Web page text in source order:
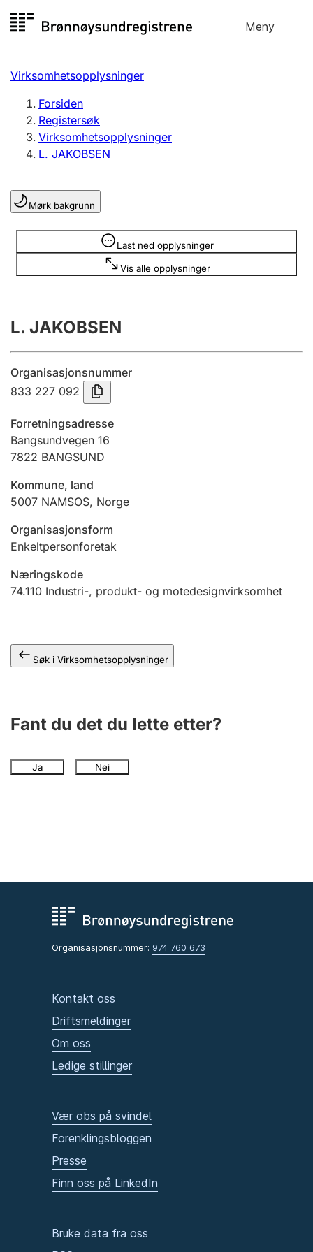
til
Meny
Registersøk
Aksjeselskap
Enkeltpersonforetak
Registrere, endre, slette
Lag og forening
Registrere, endre, slette
Årsregnskap
Innsending og forsinkelsesgebyr
Jeger
Ektepaktveileder
Offentlig sektor
Virksomhetsopplysninger
Forsiden
Registersøk
Virksomhetsopplysninger
L. JAKOBSEN
Mørk bakgrunn
Last ned opplysninger
Vis alle opplysninger
Opplysninger er skjult
L. JAKOBSEN
Organisasjonsnummer
833 227 092
Forretningsadresse
Bangsundvegen 16
7822 BANGSUND
Kommune, land
5007 NAMSOS, Norge
Organisasjonsform
Enkeltpersonforetak
Næringskode
74.110 Industri-, produkt- og motedesignvirksomhet
Søk i Virksomhetsopplysninger
Fant du det du lette etter?
Ja Nei
Organisasjonsnummer: 974 760 673
Kontakt oss
Driftsmeldinger
Om oss
Ledige stillinger
Vær obs på svindel
Forenklingsbloggen
Presse
Finn oss på LinkedIn
Bruke data fra oss